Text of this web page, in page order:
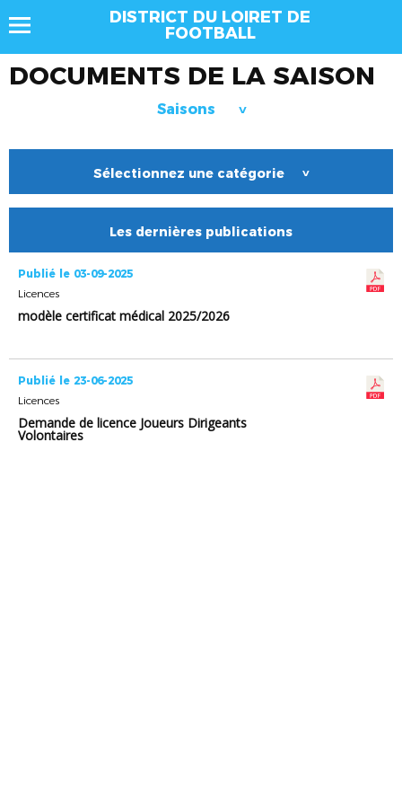
DISTRICT DU LOIRET DE
FOOTBALL
DOCUMENTS DE LA SAISON
Saisons >
Sélectionnez une catégorie >
Les dernières publications
Publié le 03-09-2025
Licences
modèle certificat médical 2025/2026
Publié le 23-06-2025
Licences
Demande de licence Joueurs Dirigeants
Volontaires